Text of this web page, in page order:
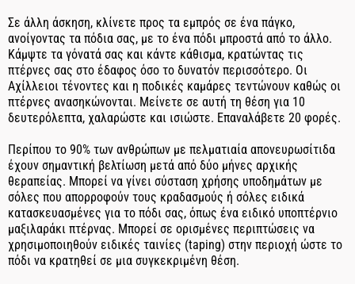
Σε άλλη άσκηση, κλίνετε προς τα εμπρός σε ένα πάγκο,
ανοίγοντας τα πόδια σας, με το ένα πόδι μπροστά από το άλλο.
Κάμψτε τα γόνατά σας και κάντε κάθισμα, κρατώντας τις
πτέρνες σας στο έδαφος όσο το δυνατόν περισσότερο. Οι
Αχίλλειοι τένοντες και η ποδικές καμάρες τεντώνουν καθώς οι
πτέρνες ανασηκώνονται. Μείνετε σε αυτή τη θέση για 10
δευτερόλεπτα, χαλαρώστε και ισιώστε. Επαναλάβετε 20 φορές.
Περίπου το 90% των ανθρώπων με πελματιαία απονευρωσίτιδα
έχουν σημαντική βελτίωση μετά από δύο μήνες αρχικής
θεραπείας. Μπορεί να γίνει σύσταση χρήσης υποδημάτων με
σόλες που απορροφούν τους κραδασμούς ή σόλες ειδικά
κατασκευασμένες για το πόδι σας, όπως ένα ειδικό υποπτέρνιο
μαξιλαράκι πτέρνας. Μπορεί σε ορισμένες περιπτώσεις να
χρησιμοποιηθούν ειδικές ταινίες (taping) στην περιοχή ώστε το
πόδι να κρατηθεί σε μια συγκεκριμένη θέση.